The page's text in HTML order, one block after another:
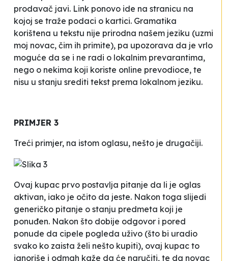
prodavač javi. Link ponovo ide na stranicu na
kojoj se traže podaci o kartici. Gramatika
korištena u tekstu nije prirodna našem jeziku (uzmi
moj novac, čim ih primite), pa upozorava da je vrlo
moguće da se i ne radi o lokalnim prevarantima,
nego o nekima koji koriste online prevodioce, te
nisu u stanju srediti tekst prema lokalnom jeziku.
PRIMJER 3
Treći primjer, na istom oglasu, nešto je drugačiji.
Ovaj kupac prvo postavlja pitanje da li je oglas
aktivan, iako je očito da jeste. Nakon toga slijedi
generičko pitanje o stanju predmeta koji je
ponuđen. Nakon što dobije odgovor i pored
ponude da cipele pogleda uživo (što bi uradio
svako ko zaista želi nešto kupiti), ovaj kupac to
ignoriše i odmah kaže da će naručiti, te da novac